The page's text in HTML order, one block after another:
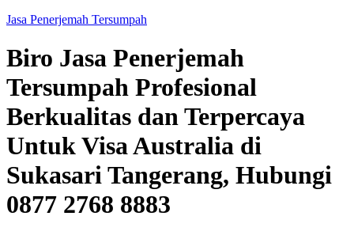
Jasa Penerjemah Tersumpah
Biro Jasa Penerjemah
Tersumpah Profesional
Berkualitas dan Terpercaya
Untuk Visa Australia di
Sukasari Tangerang, Hubungi
0877 2768 8883